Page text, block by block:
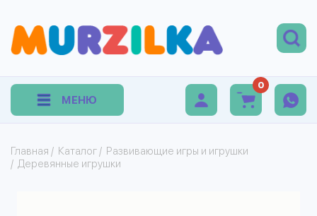
МЕНЮ
0
Главная / Каталог / Развивающие игры и игрушки
/ Деревянные игрушки